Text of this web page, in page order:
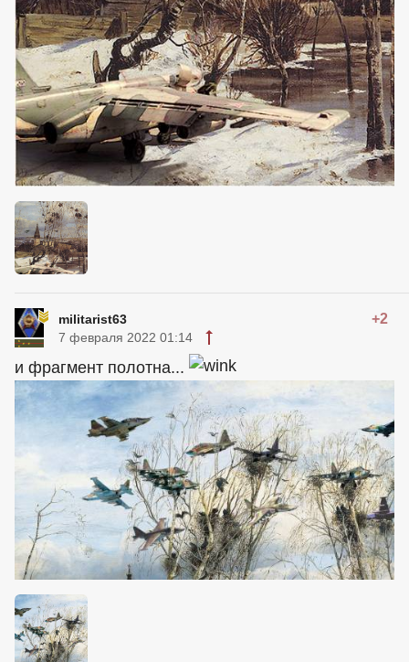
militarist63 +2
7 февраля 2022 01:14
и фрагмент полотна...